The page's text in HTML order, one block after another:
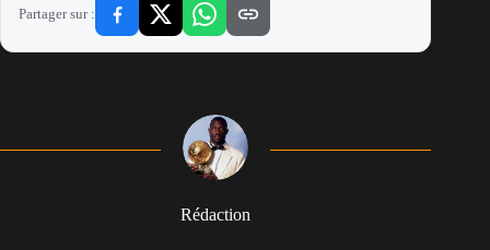
Partager sur :
Rédaction